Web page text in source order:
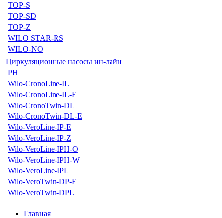
TOP-S
TOP-SD
TOP-Z
WILO STAR-RS
WILO-NO
Циркуляционные насосы ин-лайн
PH
Wilo-CronoLine-IL
Wilo-CronoLine-IL-E
Wilo-CronoTwin-DL
Wilo-CronoTwin-DL-E
Wilo-VeroLine-IP-E
Wilo-VeroLine-IP-Z
Wilo-VeroLine-IPH-O
Wilo-VeroLine-IPH-W
Wilo-VeroLine-IPL
Wilo-VeroTwin-DP-E
Wilo-VeroTwin-DPL
Главная